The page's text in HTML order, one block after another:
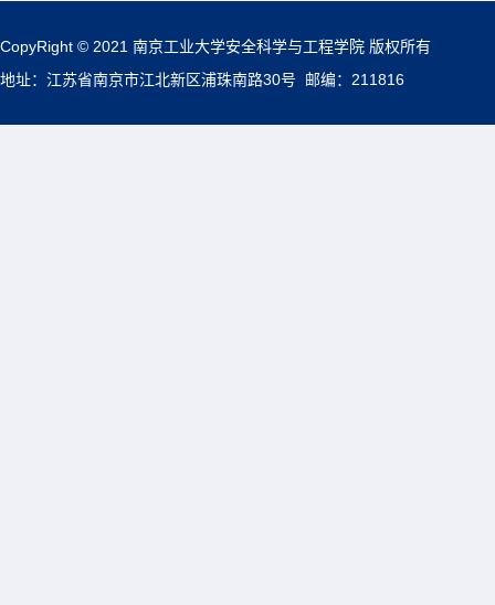
CopyRight © 2021 南京工业大学安全科学与工程学院 版权所有
地址：江苏省南京市江北新区浦珠南路30号 邮编：211816